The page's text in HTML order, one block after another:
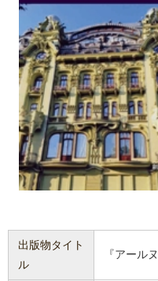
出版物タイト
ル
『アール